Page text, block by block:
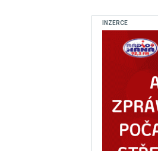
INZERCE